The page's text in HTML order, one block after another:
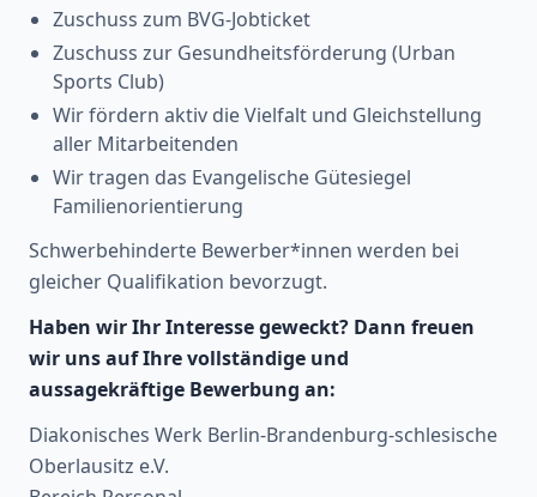
Zuschuss zum BVG-Jobticket
Zuschuss zur Gesundheitsförderung (Urban
Sports Club)
Wir fördern aktiv die Vielfalt und Gleichstellung
aller Mitarbeitenden
Wir tragen das Evangelische Gütesiegel
Familienorientierung
Schwerbehinderte Bewerber*innen werden bei
gleicher Qualifikation bevorzugt.
Haben wir Ihr Interesse geweckt? Dann freuen
wir uns auf Ihre vollständige und
aussagekräftige Bewerbung an:
Diakonisches Werk Berlin-Brandenburg-schlesische
Oberlausitz e.V.